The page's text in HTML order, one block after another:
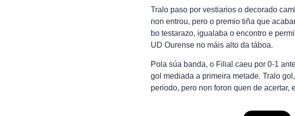
Tralo paso por vestiarios o decorado
non entrou, pero o premio tiña que
bo testarazo, igualaba o encontro e
UD Ourense no máis alto da táboa.
Pola súa banda, o Filial caeu por 0-1
gol mediada a primeira metade. Tralo
periodo, pero non foron quen de acertar,